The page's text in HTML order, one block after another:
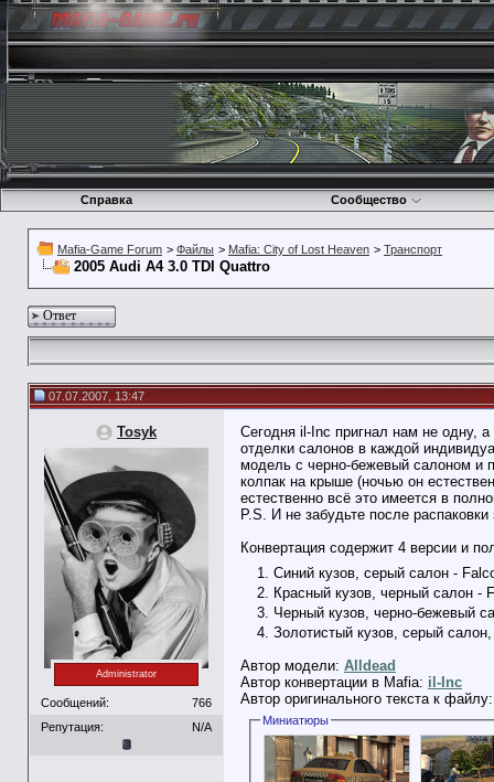
Справка Сообщество
Mafia-Game Forum > Файлы > Mafia: City of Lost Heaven > Транспорт
2005 Audi A4 3.0 TDI Quattro
Ответ
07.07.2007, 13:47
Tosyk
Administrator
Сообщений:
766
Репутация:
N/A
Сегодня il-Inc пригнал нам не одну,
отделки салонов в каждой
модель с черно-бежевый салоном и
колпак на крыше (ночью он
естественно всё это имеется в
P.S. И не забудьте после
Конвертация содержит 4 версии и
Синий кузов, серый салон -
Красный кузов, черный салон -
Черный кузов, черно-бежевый
Золотистый кузов, серый
Автор модели: Alldead
Автор конвертации в Mafia: il-Inc
Автор оригинального текста к
Миниатюры